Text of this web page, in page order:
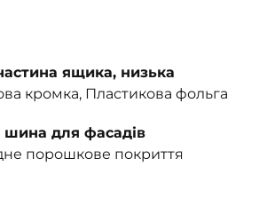
ящика, низька
кромка, Пластикова фольга
шина для фасадів
порошкове покриття